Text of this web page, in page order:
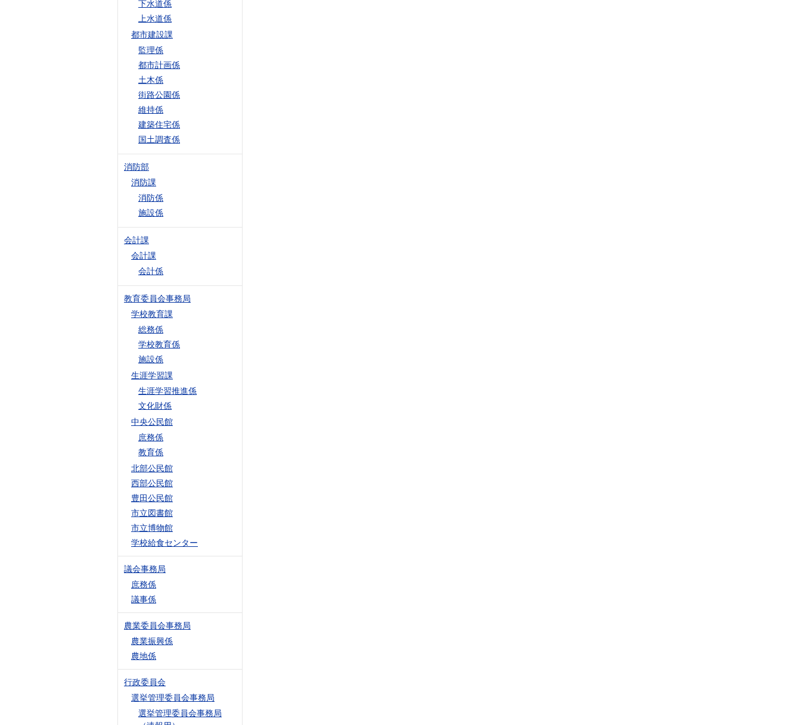
下水道係
上水道係
都市建設課
監理係
都市計画係
土木係
街路公園係
維持係
建築住宅係
国土調査係
消防部
消防課
消防係
施設係
会計課
会計課
会計係
教育委員会事務局
学校教育課
総務係
学校教育係
施設係
生涯学習課
生涯学習推進係
文化財係
中央公民館
庶務係
教育係
北部公民館
西部公民館
豊田公民館
市立図書館
市立博物館
学校給食センター
議会事務局
庶務係
議事係
農業委員会事務局
農業振興係
農地係
行政委員会
選挙管理委員会事務局
選挙管理委員会事務局